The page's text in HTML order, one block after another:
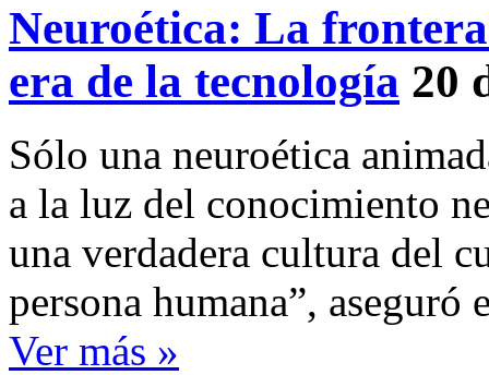
Neuroética: La
era de la tecnología 20
Sólo una neuroética
a la luz del conocimiento
una verdadera cultura del
persona humana”, aseguró
Ver más »